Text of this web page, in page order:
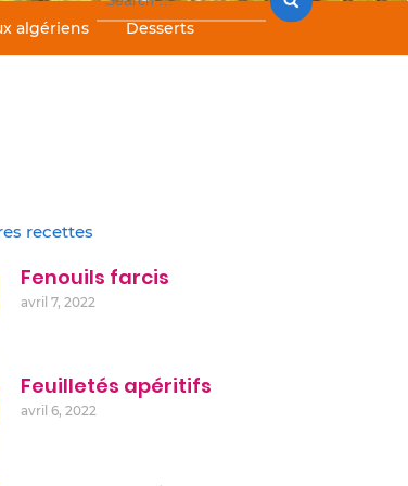
algériens Desserts
recettes
Fenouils farcis
avril 7, 2022
Feuilletés apéritifs
avril 6, 2022